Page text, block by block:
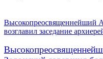
Высокопреосвященнейший
возглавил заседание